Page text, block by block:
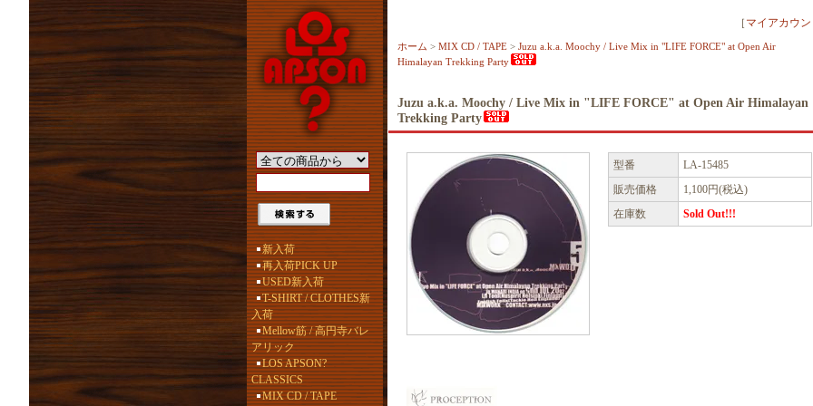
新入荷
再入荷PICK UP
USED新入荷
T-SHIRT / CLOTHES新
入荷
Mellow筋 / 高円寺バレ
アリック
LOS APSON?
CLASSICS
MIX CD / TAPE
［ マイアカウ
ホーム > MIX CD / TAPE > Juzu a.k.a. Moochy / Live Mix in "LIFE FORCE" at Open Air
Himalayan Trekking Party
Juzu a.k.a. Moochy / Live Mix in "LIFE FORCE" at Open Air Himalayan
Trekking Party
型番
LA-15485
販売価格
1,100円(税込)
在庫数
Sold Out!!!